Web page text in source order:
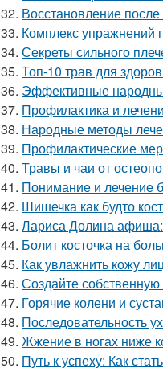
32. Восстановление
33. Комплекс упражнений
34. Секреты сильного
35. Топ-10 трав для
36. Эффективные
37. Профилактика и
38. Народные методы
39. Профилактические
40. Травы и чаи от
41. Понимание и лечение
42. Шишечка как будто
43. Лариса Долина афиша:
44. Болит косточка на
45. Как увлажнить кожу
46. Создайте
47. Горячие колени и
48. Последовательность
49. Жжение в ногах ниже
50. Путь к успеху: Как